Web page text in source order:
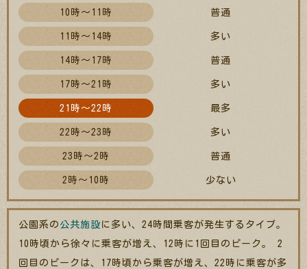
10時～11時 普通
11時～14時 多い
14時～17時 普通
17時～21時 多い
21時～22時 最多
22時～23時 多い
23時～2時 普通
2時～10時 少ない
公園系の 公共施設 に多い、24時間乗客が発生するタイプ。
10時頃から徐々に乗客が増え、12時に1回目のピーク。 2
回目のピークは、17時頃から乗客が増え、22時に乗客が多